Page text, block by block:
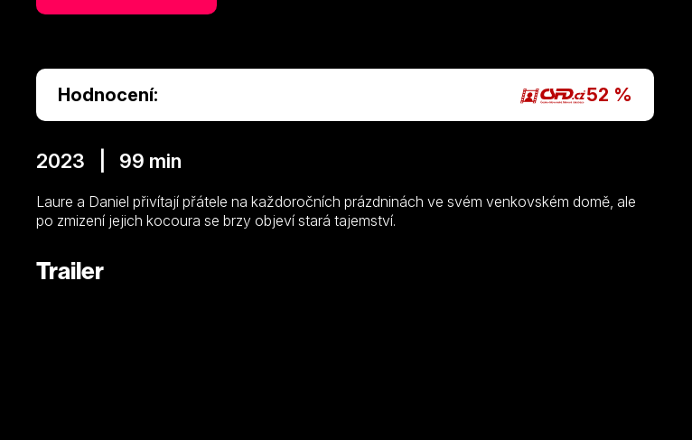
Hodnocení: 52 %
2023 | 99 min
Laure a Daniel přivítají přátele na každoročních prázdninách ve svém venkovském domě, ale
po zmizení jejich kocoura se brzy objeví stará tajemství.
Trailer